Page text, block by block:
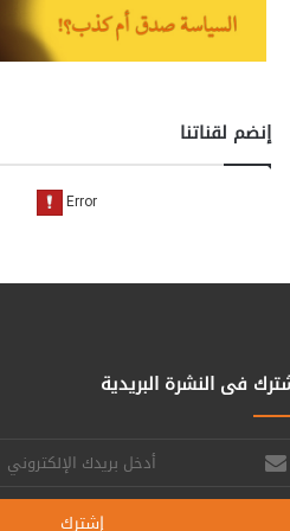
إنضم لقناتنا
فى النشرة البريدية
أدخل
بريدك